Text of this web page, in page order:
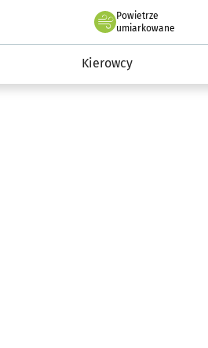
Powietrze
we Wrocławiu
umiarkowane
Kierowcy